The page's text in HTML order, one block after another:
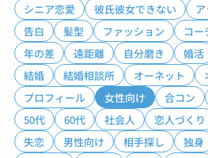
シニア恋愛 彼氏彼女できない
告白
髪型 ファッション コー
年の差
遠距離 自分磨き 婚活
結婚
結婚相談所 オーネット
プロフィール
女性向け 合コン
50代
60代 社会人 恋人づくり
失恋
男性向け 相手探し 独身